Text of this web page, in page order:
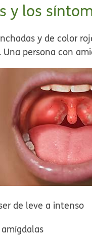
y los
y de color
persona con
de leve a intenso